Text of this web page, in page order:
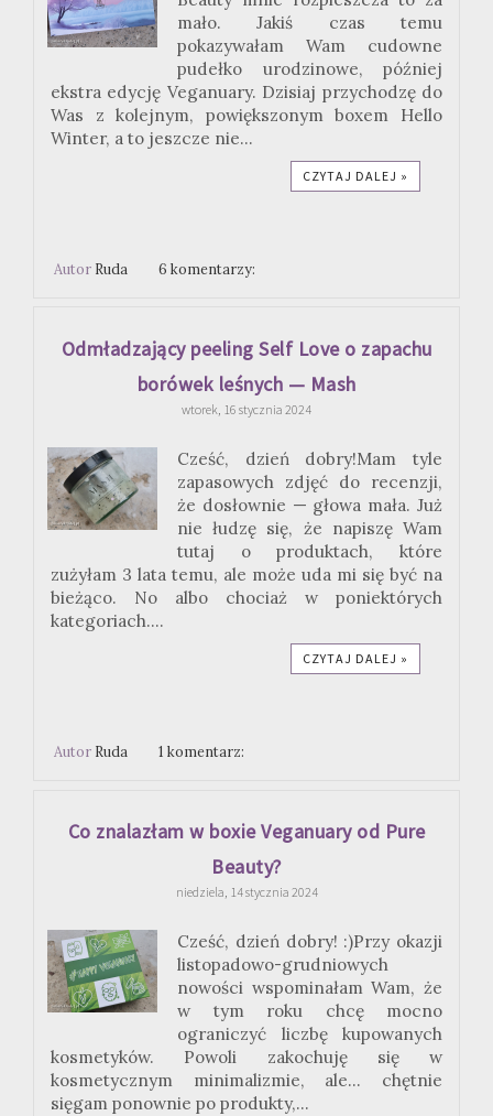
mało. Jakiś czas temu
pokazywałam Wam cudowne
pudełko urodzinowe, później
ekstra edycję Veganuary. Dzisiaj przychodzę do
Was z kolejnym, powiększonym boxem Hello
Winter, a to jeszcze nie...
CZYTAJ DALEJ »
Autor Ruda 6 komentarzy:
Odmładzający peeling Self Love o zapachu
borówek leśnych — Mash
wtorek, 16 stycznia 2024
Cześć, dzień dobry!Mam tyle
zapasowych zdjęć do recenzji,
że dosłownie — głowa mała. Już
nie łudzę się, że napiszę Wam
tutaj o produktach, które
zużyłam 3 lata temu, ale może uda mi się być na
bieżąco. No albo chociaż w poniektórych
kategoriach....
CZYTAJ DALEJ »
Autor Ruda 1 komentarz:
Co znalazłam w boxie Veganuary od Pure
Beauty?
niedziela, 14 stycznia 2024
Cześć, dzień dobry! :)Przy okazji
listopadowo-grudniowych
nowości wspominałam Wam, że
w tym roku chcę mocno
ograniczyć liczbę kupowanych
kosmetyków. Powoli zakochuję się w
kosmetycznym minimalizmie, ale... chętnie
sięgam ponownie po produkty,...